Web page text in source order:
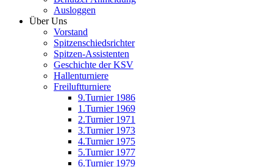
Ausloggen
Über Uns
Vorstand
Spitzenschiedsrichter
Spitzen-Assistenten
Geschichte der KSV
Hallenturniere
Freiluftturniere
9.Turnier 1986
1.Turnier 1969
2.Turnier 1971
3.Turnier 1973
4.Turnier 1975
5.Turnier 1977
6.Turnier 1979